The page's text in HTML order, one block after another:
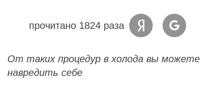
прочитано 1824 раза
От таких процедур в холода вы можете
навредить себе